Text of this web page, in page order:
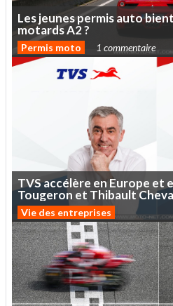
Lesjeunespermisauto
motardsA2?
Permis moto 1 commentaire
TVSaccélère enEurope et
Tougeron et Thibault
Vie des entreprises